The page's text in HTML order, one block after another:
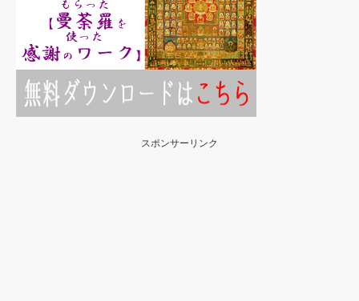
スポンサーリンク